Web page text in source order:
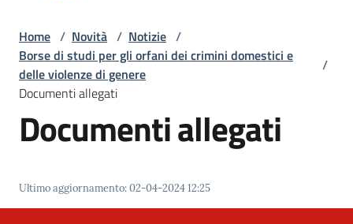
Amministrazione
Novità
Vivere
Casalfiumanese
Home / Novità / Notizie /
Borse di studi per gli orfani dei crimini domestici e
delle violenze di genere
/
Documenti allegati
Documenti allegati
Ultimo aggiornamento:02-04-2024 12:25